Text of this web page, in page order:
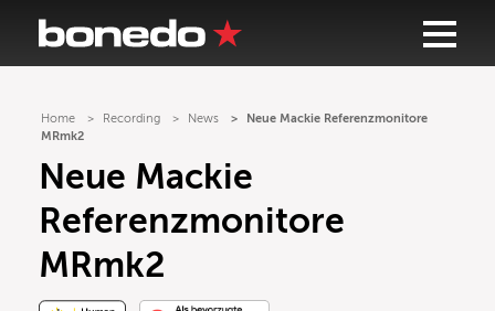
Home Recording News
Neue Mackie Referenzmonitore
MRmk2
Neue Mackie
Referenzmonitore
MRmk2